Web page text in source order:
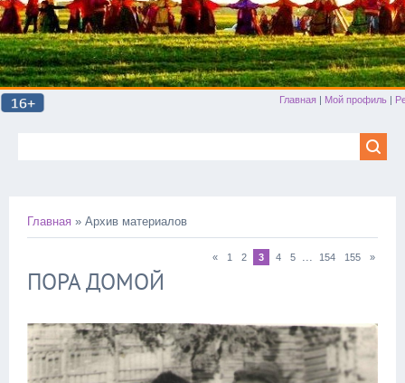
Главная | Мой профиль |
Главная » Архив материалов
« 1 2 3 4 5 ... 154 155 »
ПОРА ДОМОЙ